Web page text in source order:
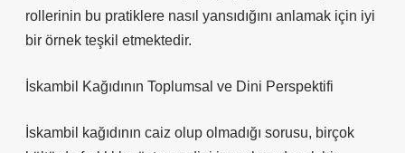
rollerinin bu pratiklere nasıl yansıdığını anlamak için iyi
bir örnek teşkil etmektedir.
İskambil Kağıdının Toplumsal ve Dini Perspektifi
İskambil kağıdının caiz olup olmadığı sorusu, birçok